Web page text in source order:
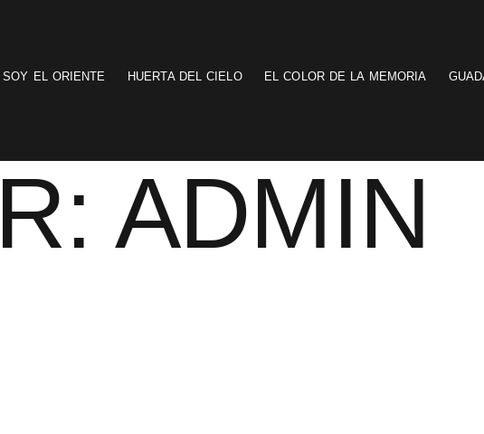
EL ORIENTE HUERTA DEL CIELO EL COLOR DE LA MEMORIA
ADMIN